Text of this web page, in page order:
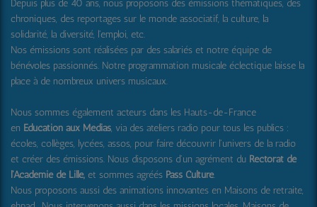
Depuis plus de 40 ans, nous proposons des émissions thématiques, des
chroniques, des reportages sur le monde associatif, la culture, la
solidarité, la diversité, l'emploi, etc.
Nos émissions sont réalisées par des salariés et notre équipe de
bénévoles passionnés. Notre programmation musicale éclectique laisse la
place à de nombreux univers musicaux.
Nous sommes également acteurs dans les Hauts-de-France
en Education aux Médias, via des ateliers radio pour tous les publics :
écoles, collèges, lycées, assos, pour faire découvrir l'univers de la radio
et créer des émissions. Nous disposons d'un agrément du Rectorat de
l'Académie de Lille, et sommes agréés Pass Culture.
Nous proposons aussi des animations innovantes en Maisons de retraite,